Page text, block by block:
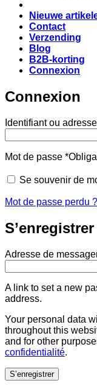
Nieuwe
Contact
Verzending
Blog
B2B-korting
Connexion
Connexion
Identifiant ou
Mot de passe *
Se souvenir de
Mot de passe perdu ?
S’enregistrer
Adresse de
A link to set a new
address.
Your personal data
throughout this
and for other
confidentialité.
S’enregistrer